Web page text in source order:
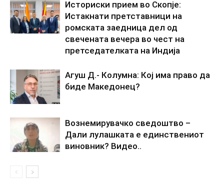
Историски прием во Скопје:
Истакнати претставници на
ромската заедница дел од
свечената вечера во чест на
претседателката на Индија
Агуш Д.- Колумна: Кој има право да
биде Македонец?
Вознемирувачко сведоштво –
Дали лулашката е единствениот
виновник? Видео..